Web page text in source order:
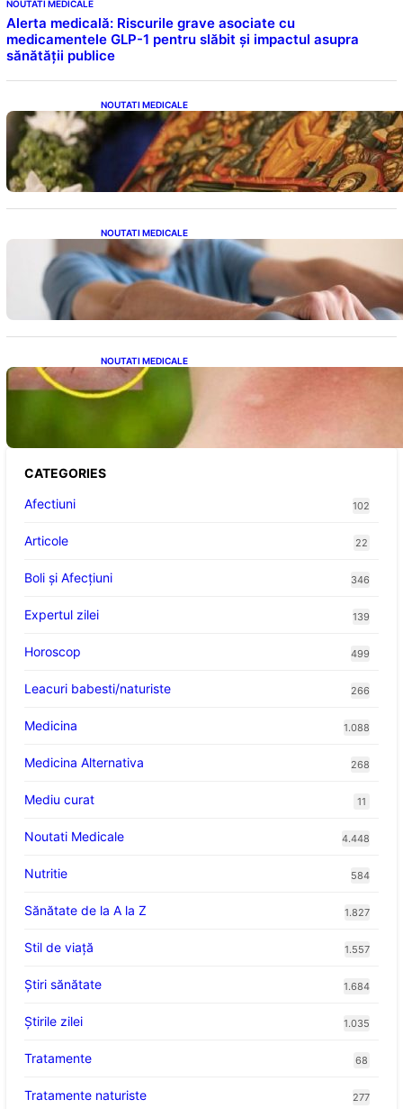
NOUTATI MEDICALE
Alerta medicală: Riscurile grave asociate cu
medicamentele GLP-1 pentru slăbit și impactul asupra
sănătății publice
NOUTATI MEDICALE
Postul Adormirii Maicii Domnului: Tradiții,
Superstiții și Implicații Spiritualitate în 2026
NOUTATI MEDICALE
Îmbunătățirea sănătății cardiovasculare:
Patru exerciții simple pentru reducerea
tensiunii arteriale la domiciliu
NOUTATI MEDICALE
Cum bacteriile pielii influențează atracția
țânțarilor: O nouă viziune asupra alegerii
CATEGORIES
Afectiuni
102
Articole 22
Boli și Afecțiuni 346
Expertul zilei 139
Horoscop 499
Leacuri babesti/naturiste 266
Medicina 1.088
Medicina Alternativa 268
Mediu curat 11
Noutati Medicale 4.448
Nutritie 584
Sănătate de la A la Z 1.827
Stil de viaţă 1.557
Ştiri sănătate 1.684
Știrile zilei 1.035
Tratamente 68
Tratamente naturiste 277